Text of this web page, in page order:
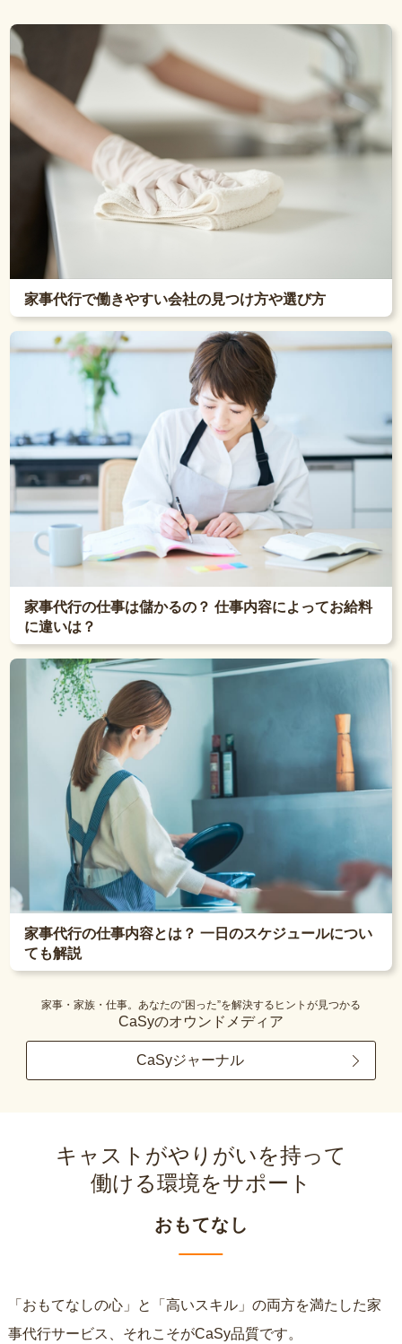
家事代行で働きやすい会社の見つけ方や選び方
家事代行の仕事は儲かるの？ 仕事内容によってお給料
に違いは？
家事代行の仕事内容とは？ 一日のスケジュールについ
ても解説
家事・家族・仕事。あなたの“困った”を解決するヒントが見つかる
CaSyのオウンドメディア
CaSyジャーナル
キャストがやりがいを持って
働ける環境をサポート
おもてなし
「おもてなしの心」と「高いスキル」の両方を満たした家
事代行サービス、それこそがCaSy品質です。